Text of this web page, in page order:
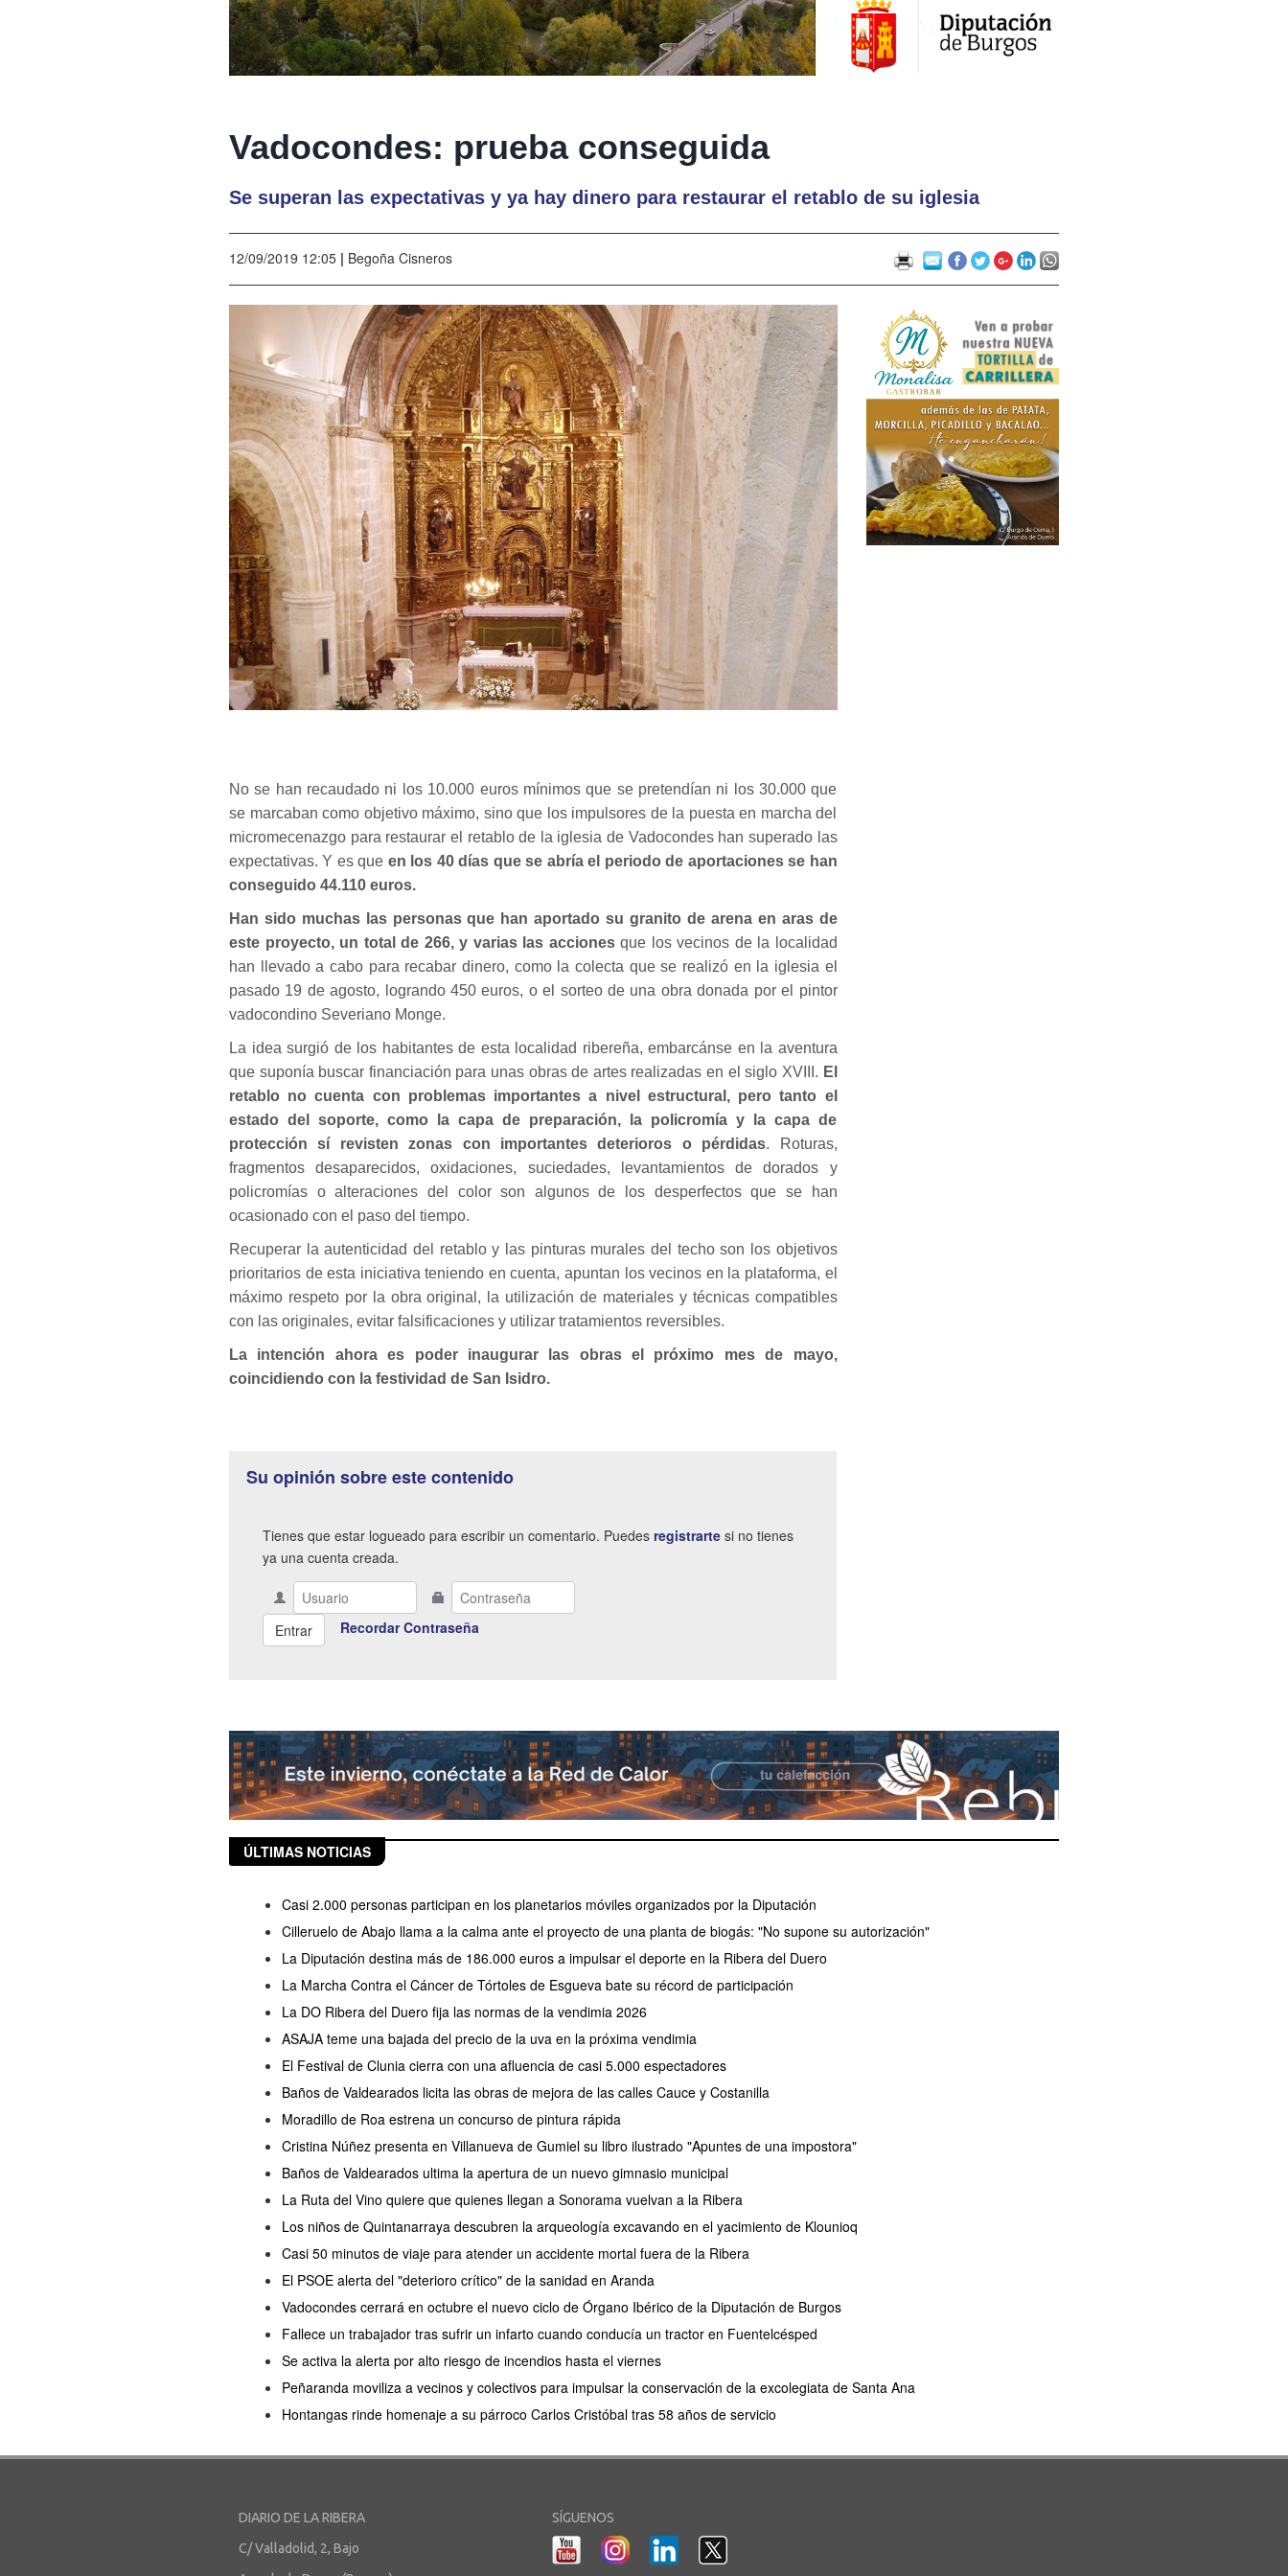
Vadocondes: prueba conseguida
Se superan las expectativas y ya hay dinero para restaurar el retablo de su iglesia
12/09/2019 12:05 | Begoña Cisneros
No se han recaudado ni los 10.000 euros mínimos que se pretendían ni los 30.000 que
se marcaban como objetivo máximo, sino que los impulsores de la puesta en marcha del
micromecenazgo para restaurar el retablo de la iglesia de Vadocondes han superado las
expectativas. Y es que en los 40 días que se abría el periodo de aportaciones se han
conseguido 44.110 euros.
Han sido muchas las personas que han aportado su granito de arena en aras de
este proyecto, un total de 266, y varias las accionesque los vecinos de la localidad
han llevado a cabo para recabar dinero, como la colecta que se realizó en la iglesia el
pasado 19 de agosto, logrando 450 euros, o el sorteo de una obra donada por el pintor
vadocondino Severiano Monge.
La idea surgió de los habitantes de esta localidad ribereña, embarcánse en la aventura
que suponía buscar financiación para unas obras de artes realizadas en el siglo XVIII. El
retablo no cuenta con problemas importantes a nivel estructural, pero tanto el
estado del soporte, como la capa de preparación, la policromía y la capa de
protección sí revisten zonas con importantes deterioros o pérdidas. Roturas,
fragmentos desaparecidos, oxidaciones, suciedades, levantamientos de dorados y
policromías o alteraciones del color son algunos de los desperfectos que se han
ocasionado con el paso del tiempo.
Recuperar la autenticidad del retablo y las pinturas murales del techo son los objetivos
prioritarios de esta iniciativa teniendo en cuenta, apuntan los vecinos en la plataforma, el
máximo respeto por la obra original, la utilización de materiales y técnicas compatibles
con las originales, evitar falsificaciones y utilizar tratamientos reversibles.
La intención ahora es poder inaugurar las obras el próximo mes de mayo,
coincidiendo con la festividad de San Isidro.
Su opinión sobre este contenido
Tienes que estar logueado para escribir un comentario. Puedes registrarte si no tienes
ya una cuenta creada.
Recordar Contraseña
ÚLTIMAS NOTICIAS
Casi 2.000 personas participan en los planetarios móviles organizados por la Diputación
Cilleruelo de Abajo llama a la calma ante el proyecto de una planta de biogás: "No supone su autorización"
La Diputación destina más de 186.000 euros a impulsar el deporte en la Ribera del Duero
La Marcha Contra el Cáncer de Tórtoles de Esgueva bate su récord de participación
La DO Ribera del Duero fija las normas de la vendimia 2026
ASAJA teme una bajada del precio de la uva en la próxima vendimia
El Festival de Clunia cierra con una afluencia de casi 5.000 espectadores
Baños de Valdearados licita las obras de mejora de las calles Cauce y Costanilla
Moradillo de Roa estrena un concurso de pintura rápida
Cristina Núñez presenta en Villanueva de Gumiel su libro ilustrado "Apuntes de una impostora"
Baños de Valdearados ultima la apertura de un nuevo gimnasio municipal
La Ruta del Vino quiere que quienes llegan a Sonorama vuelvan a la Ribera
Los niños de Quintanarraya descubren la arqueología excavando en el yacimiento de Klounioq
Casi 50 minutos de viaje para atender un accidente mortal fuera de la Ribera
El PSOE alerta del "deterioro crítico" de la sanidad en Aranda
Vadocondes cerrará en octubre el nuevo ciclo de Órgano Ibérico de la Diputación de Burgos
Fallece un trabajador tras sufrir un infarto cuando conducía un tractor en Fuentelcésped
Se activa la alerta por alto riesgo de incendios hasta el viernes
Peñaranda moviliza a vecinos y colectivos para impulsar la conservación de la excolegiata de Santa Ana
Hontangas rinde homenaje a su párroco Carlos Cristóbal tras 58 años de servicio
DIARIO DE LA RIBERA
C/ Valladolid, 2, Bajo
SÍGUENOS